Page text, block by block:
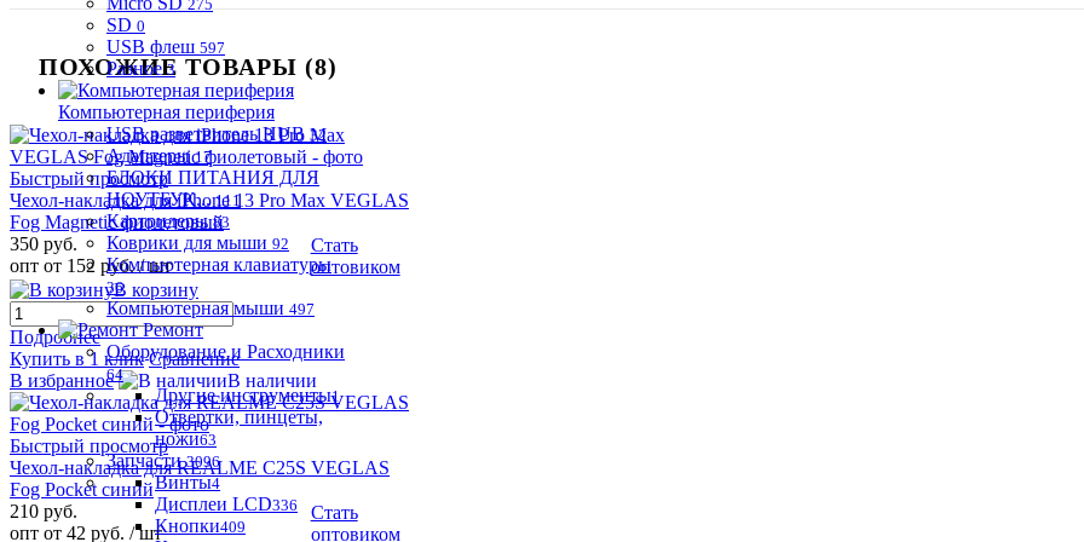
275
SD 0
USB флеш 597
Разное 3
Компьютерная периферия
USB разветвитель HUB 32
Адаптеры 17
БЛОКИ ПИТАНИЯ ДЛЯ
НОУТБУК... 111
Картридеры 83
Коврики для мыши 92
Компьютерная клавиатуры
36
Компьютерная мыши 497
Ремонт
Оборудование и Расходники
64
Другие инструменты1
Отвертки, пинцеты,
ножи63
Запчасти 3096
Винты4
Дисплеи LCD336
Кнопки409
ПОХОЖИЕ ТОВАРЫ (8)
Быстрый просмотр
Чехол-накладка для iPhone 13 Pro Max VEGLAS
Fog Magnetic фиолетовый
350 руб.
опт от 152 руб. / шт
Стать
оптовиком
В корзину
Подробнее
Купить в 1 клик Сравнение
В избранное
В наличии
Быстрый просмотр
Чехол-накладка для REALME C25S VEGLAS
Fog Pocket синий
210 руб.
опт от 42 руб. / шт
Стать
оптовиком